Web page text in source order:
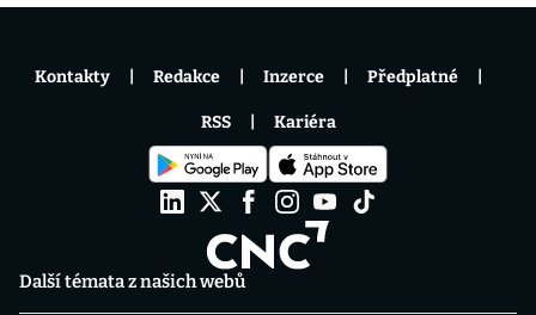
Další témata z našich webů
Kontakty Redakce Inzerce Předplatné
RSS Kariéra